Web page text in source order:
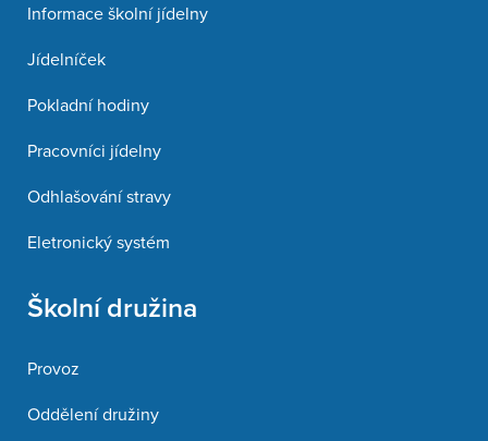
Informace školní jídelny
Jídelníček
Pokladní hodiny
Pracovníci jídelny
Odhlašování stravy
Eletronický systém
Školní družina
Provoz
Oddělení družiny